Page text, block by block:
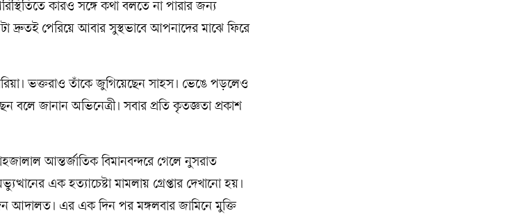
কারও সঙ্গে কথা বলতে না পারার জন্য
দ্রুতই পেরিয়ে আবার সুস্থভাবে আপনাদের মাঝে ফিরে
ভক্তরাও তাঁকে জুগিয়েছেন সাহস। ভেঙে পড়লেও
বলে জানান অভিনেত্রী। সবার প্রতি কৃতজ্ঞতা প্রকাশ
আন্তর্জাতিক বিমানবন্দরে গেলে নুসরাত
এক হত্যাচেষ্টা মামলায় গ্রেপ্তার দেখানো হয়।
আদালত। এর এক দিন পর মঙ্গলবার জামিনে মুক্তি